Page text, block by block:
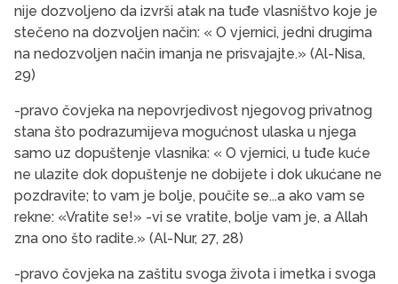
nije dozvoljeno da izvrši atak na tuđe vlasništvo koje je
stečeno na dozvoljen način: « O vjernici, jedni drugima
na nedozvoljen način imanja ne prisvajajte.» (Al-Nisa,
29)
-pravo čovjeka na nepovrjedivost njegovog privatnog
stana što podrazumijeva mogućnost ulaska u njega
samo uz dopuštenje vlasnika: « O vjernici, u tuđe kuće
ne ulazite dok dopuštenje ne dobijete i dok ukućane ne
pozdravite; to vam je bolje, poučite se...a ako vam se
rekne: «Vratite se!» -vi se vratite, bolje vam je, a Allah
zna ono što radite.» (Al-Nur, 27, 28)
-pravo čovjeka na zaštitu svoga života i imetka i svoga